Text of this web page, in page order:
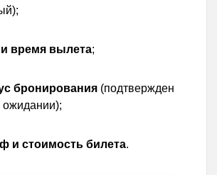
время вылета;
бронирования (подтвержден
ожидании);
и стоимость билета.